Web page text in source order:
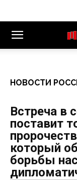
НОВОСТИ
Встреча в
поставит
который
борьбы